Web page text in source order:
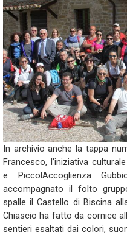
In archivio anche la tappa
Francesco, l’iniziativa
e PiccolAccoglienza
accompagnato il folto
spalle il Castello di Biscina
Chiascio ha fatto da cornice
sentieri esaltati dai colori,